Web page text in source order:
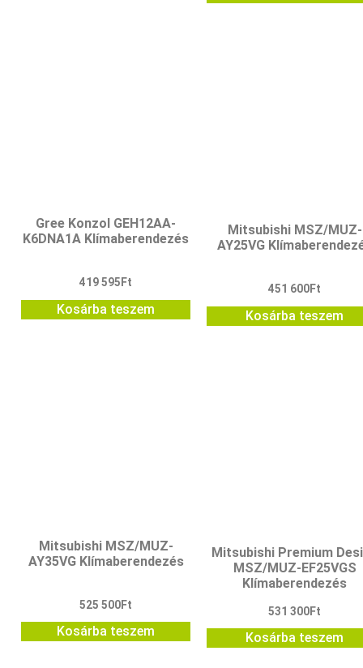
Gree Konzol GEH12AA-
K6DNA1A Klímaberendezés
419 595 Ft
Kosárba teszem
Mitsubishi MSZ/MUZ-
AY25VG
451 600Ft
Kosárba teszem
Mitsubishi MSZ/MUZ-
AY35VG Klímaberendezés
525 500Ft
Kosárba teszem
Mitsubishi Premium
MSZ/MUZ-EF25VGS
Klímaberendezés
531 300Ft
Kosárba teszem